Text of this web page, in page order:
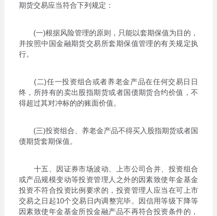
期货交易应当符合下列规定：
(一)根据风险管理的原则，只能以套期保值为目的，
并按照中国金融期货交易所套期保值管理的有关规定执
行。
(二)任一投资组合或者养老金产品在任何交易日日
终，所持有的卖出股指期货或者国债期货合约价值，不
得超过其对冲标的的账面价值。
(三)投资组合、养老金产品不得买入股指期货或者国
债期货套期保值。
十五、因证券市场波动、上市公司合并、投资组合
或产品规模变动等投资管理人之外的因素致使年金基金
投资不符合投资比例要求的，投资管理人应当在可上市
交易之日起10个交易日内调整完毕。因信用等级下降等
因素致使年金基金所投金融产品不再符合投资条件的，